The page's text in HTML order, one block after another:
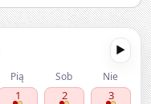
▶
Pią Sob Nie
1 2
3